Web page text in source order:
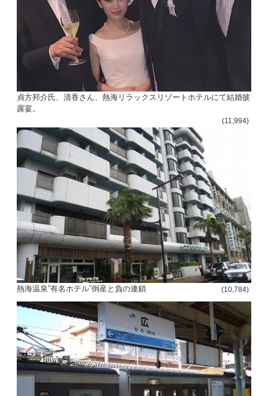
貞方邦介氏、清香さん、熱海リラックスリゾートホテルにて結婚披
露宴。
(11,994)
熱海温泉”有名ホテル”倒産と負の連鎖 (10,784)